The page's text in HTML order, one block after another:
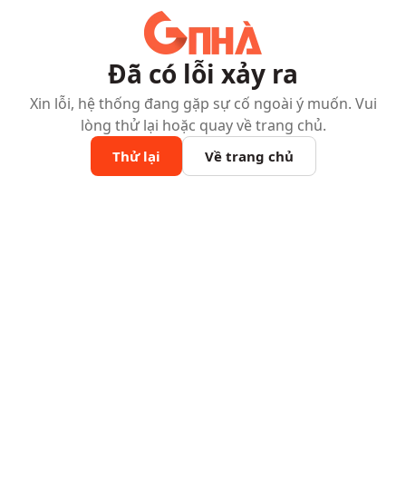
Đã có lỗi xảy ra
Xin lỗi, hệ thống đang gặp sự cố ngoài ý muốn. Vui
lòng thử lại hoặc quay về trang chủ.
Thử lại Về trang chủ